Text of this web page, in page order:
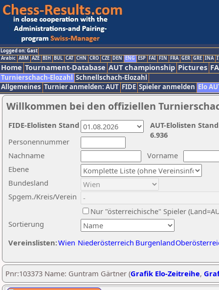
Logged on: Gast
Arabic ARM AZE BIH BUL CAT CHN CRO CZE DEN ENG ESP FAI FIN FRA GER GRE INA
Home Tournament-Database AUT championship Pictures
Turnierschach-Elozahl Schnellschach-Elozahl
Allgemeines Turnier anmelden: AUT FIDE Spieler anmelden Elo
Willkommen bei den offiziellen
Nachname
Vorname
Ebene
Sortierung
Personennummer
Bundesland
Spgem./Kreis/Verein
Nur "österreichische" Spieler
Vereinslisten:Wien Niederösterreich Burgenland
AUT-Elolisten
6.936
FIDE-Elolisten Stand
Pnr:103373 Name: Guntram Gärtner (Grafik Elo-Zeitreihe,